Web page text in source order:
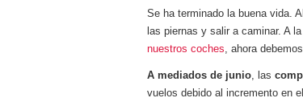
tarde 16
de abril
de 2026
acelera la
Meses sin
Se ha terminado la buena vida.
las piernas y salir a caminar. A
nuestros coches, ahora
A mediados de junio, las
vuelos debido al incremento en